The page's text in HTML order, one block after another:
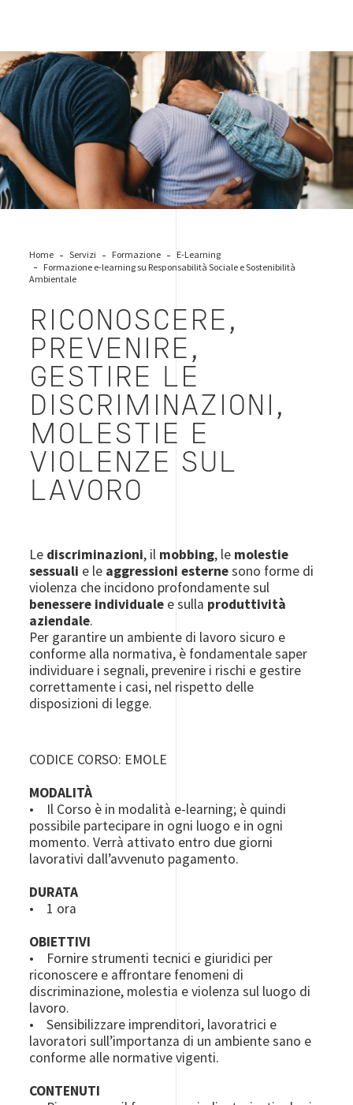
diversity-inclusion
Home Servizi Formazione
E-Learning
Formazione e-learning su Responsabilità Sociale e Sostenibilità
Ambientale
RICONOSCERE,
PREVENIRE,
GESTIRE LE
DISCRIMINAZIONI,
MOLESTIE E
VIOLENZE SUL
LAVORO
Le discriminazioni, il mobbing, le molestie
sessuali e le aggressioni esternesono forme di
violenza che incidono profondamente sul
benessere individuale e sulla produttività
aziendale.
Per garantire un ambiente di lavoro sicuro e
conforme alla normativa, è fondamentale saper
individuare i segnali, prevenire i rischi e gestire
correttamente i casi, nel rispetto delle
disposizioni di legge.
CODICE CORSO: EMOLE
MODALITÀ
• Il Corso è in modalità e-learning; è quindi
possibile partecipare in ogni luogo e in ogni
momento. Verrà attivato entro due giorni
lavorativi dall’avvenuto pagamento.
DURATA
• 1 ora
OBIETTIVI
• Fornire strumenti tecnici e giuridici per
riconoscere e affrontare fenomeni di
discriminazione, molestia e violenza sul luogo di
lavoro.
• Sensibilizzare imprenditori, lavoratrici e
lavoratori sull’importanza di un ambiente sano e
conforme alle normative vigenti.
CONTENUTI